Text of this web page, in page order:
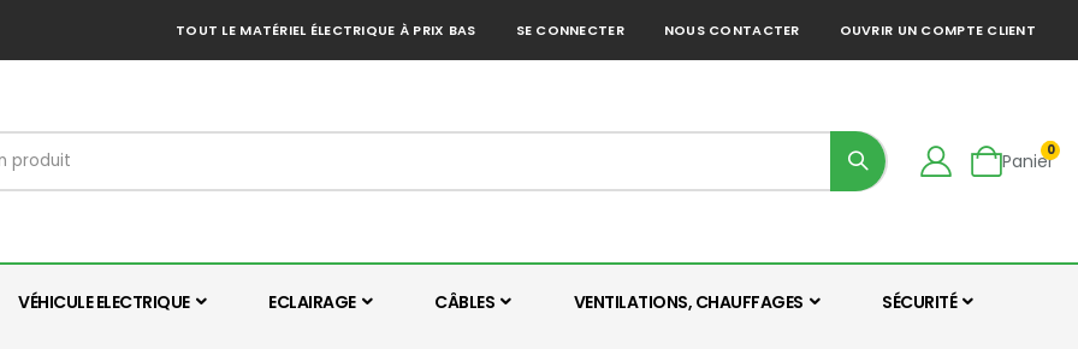
TOUT LE MATÉRIEL ÉLECTRIQUE À PRIX BAS SE CONNECTER NOUS CONTACTER OUVRIR UN COMPTE CLIENT
Panier
0
VÉHICULE ELECTRIQUE ECLAIRAGE CÂBLES VENTILATIONS, CHAUFFAGES SÉCURITÉ